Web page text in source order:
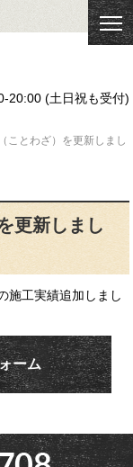
20:00 (土日祝も受付)
ことわざ）を更新しまし
更新しまし
施工実績追加しまし
ーム